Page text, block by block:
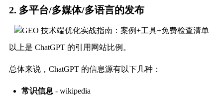
2. 多平台/多媒体/多语言的发布
以上是 ChatGPT 的引用网站比例。
总体来说，ChatGPT 的信息源有以下几种：
常识信息 - wikipedia